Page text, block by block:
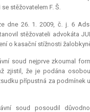
stěžovatelem F. Š.
dne 26. 1. 2009, č. j. 6
stěžovateli advokáta
o kasační stížnosti
soud nejprve zkoumal
zjistil, že je podána
přípustná za podmínek
soud posoudil